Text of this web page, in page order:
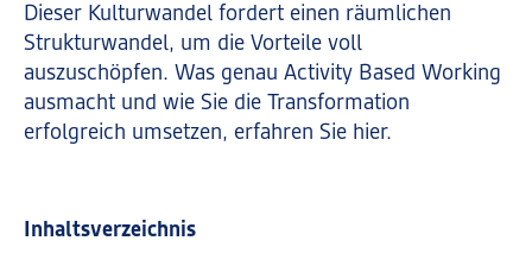
Dieser Kulturwandel fordert einen räumlichen
Strukturwandel, um die Vorteile voll
auszuschöpfen. Was genau Activity Based Working
ausmacht und wie Sie die Transformation
erfolgreich umsetzen, erfahren Sie hier.
Inhaltsverzeichnis